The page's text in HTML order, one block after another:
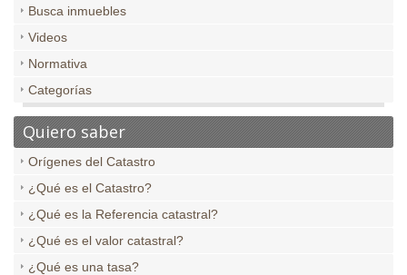
Busca inmuebles
Videos
Normativa
Categorías
Quiero saber
Orígenes del Catastro
¿Qué es el Catastro?
¿Qué es la Referencia catastral?
¿Qué es el valor catastral?
¿Qué es una tasa?